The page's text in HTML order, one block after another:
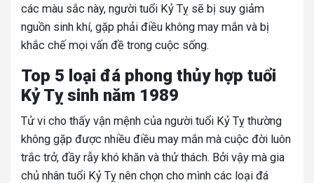
các màu sắc này, người tuổi Kỷ Tỵ sẽ bị suy giảm
nguồn sinh khí, gặp phải điều không may mắn và bị
khắc chế mọi vấn đề trong cuộc sống.
Top 5 loại đá phong thủy hợp tuổi
Kỷ Tỵ sinh năm 1989
Tử vi cho thấy vận mệnh của người tuổi Kỷ Tỵ thường
không gặp được nhiều điều may mắn mà cuộc đời luôn
trắc trở, đầy rẫy khó khăn và thử thách. Bởi vậy mà gia
chủ nhân tuổi Kỷ Tỵ nên chọn cho mình các loại đá